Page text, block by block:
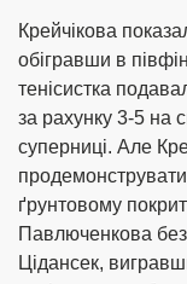
Крейчікова
обігравши в
тенісистка
за рахунку 3-5 на
суперниці. Але
ґрунтовому
Павлюченкова
Цідансек,